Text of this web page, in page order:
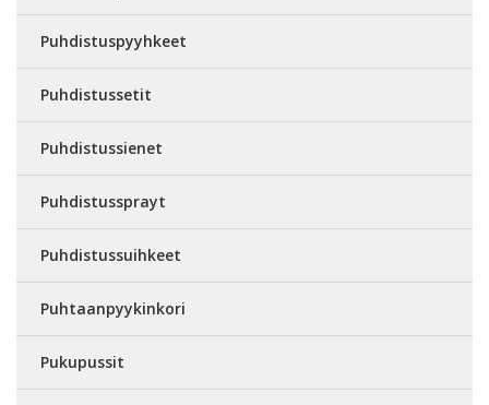
Puhdistuspyyhkeet
Puhdistussetit
Puhdistussienet
Puhdistussprayt
Puhdistussuihkeet
Puhtaanpyykinkori
Pukupussit